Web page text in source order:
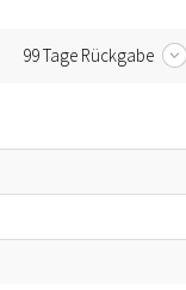
99 Tage Rückgabe